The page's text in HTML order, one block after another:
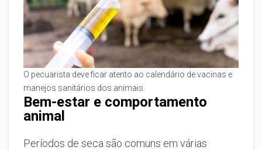
O pecuarista deve ficar atento ao calendário de vacinas e
manejos sanitários dos animais.
Bem-estar e comportamento
animal
Períodos de seca são comuns em várias